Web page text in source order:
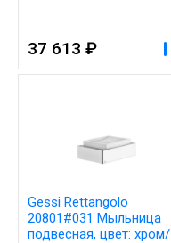
37 613 ₽
Gessi Rettangolo
20801#031 Мыльница
подвесная, цвет: хром/